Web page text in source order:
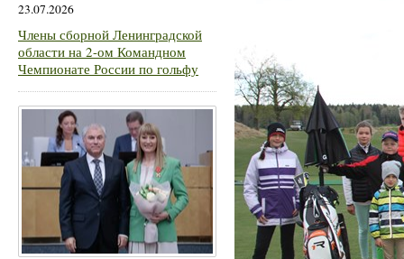
23.07.2026
Члены сборной Ленинградской
области на 2-ом Командном
Чемпионате России по гольфу